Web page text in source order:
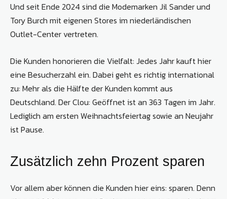
Und seit Ende 2024 sind die Modemarken Jil Sander und
Tory Burch mit eigenen Stores im niederländischen
Outlet-Center vertreten.
Die Kunden honorieren die Vielfalt: Jedes Jahr kauft hier
eine Besucherzahl ein. Dabei geht es richtig international
zu: Mehr als die Hälfte der Kunden kommt aus
Deutschland. Der Clou: Geöffnet ist an 363 Tagen im Jahr.
Lediglich am ersten Weihnachtsfeiertag sowie an Neujahr
ist Pause.
Zusätzlich zehn Prozent sparen
Vor allem aber können die Kunden hier eins: sparen. Denn